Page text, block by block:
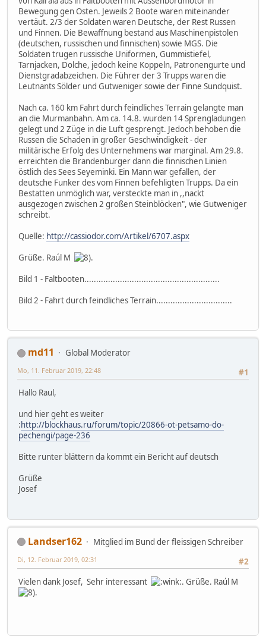
Bewegung gen Osten. Jeweils 2 Boote waren miteinander
vertäut. 2/3 der Soldaten waren Deutsche, der Rest Russen
und Finnen. Die Bewaffnung bestand aus Maschinenpistolen
(deutschen, russischen und finnischen) sowie MGS. Die
Soldaten trugen russische Uniformen, Gummistiefel,
Tarnjacken, Dolche, jedoch keine Koppeln, Patronengurte und
Dienstgradabzeichen. Die Führer der 3 Trupps waren die
Leutnants Sölder und Gutweniger sowie der Finne Sundquist.
Nach ca. 160 km Fahrt durch feindliches Terrain gelangte man
an die Murmanbahn. Am ca. 14.8. wurden 14 Sprengladungen
gelegt und 2 Züge in die Luft gesprengt. Jedoch behoben die
Russen die Schaden in großer Geschwindigkeit - der
militärische Erfolg des Unternehmens war marginal. Am 29.8.
erreichten die Brandenburger dann die finnischen Linien
östlich des Sees Seyeminki. Ein Mann war gefallen, der
deutsche Funker des vom Finnen befehligten Trupps. Da ein
Bestatten unmöglich war, versteckte man in ,,nackt
ausgezogen zwischen 2 großen Steinblöcken", wie Gutweniger
schreibt.
Quelle: http://cassiodor.com/Artikel/6707.aspx
Grüße. Raúl M
.
Bild 1 - Faltbooten.........................................................
Bild 2 - Fahrt durch feindliches Terrain................................
md11
Global Moderator
#1
Mo, 11. Februar 2019, 22:48
Hallo Raul,
und hier geht es weiter
:http://blockhaus.ru/forum/topic/20866-ot-petsamo-do-
pechengi/page-236
Bitte runter blättern da kommt ein Bericht auf deutsch
Grüße
Josef
Landser162
Mitglied im Bund der fleissigen Schreiber
#2
Di, 12. Februar 2019, 02:31
Vielen dank Josef, Sehr interessant
. Grüße. Raúl M
.